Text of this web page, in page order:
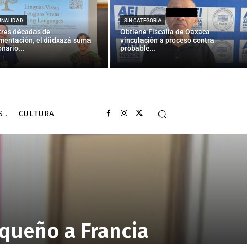
décadas de
el diidxazá suma
SIN CATEGORÍA
Obtiene Fiscalía de Oaxaca
vinculación a proceso contra
probable...
CULTURA
a Francia